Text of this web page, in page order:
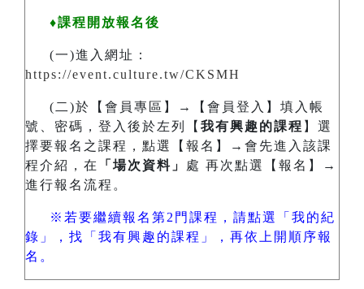
♦課程開放報名後
(一)進入網址：
https://event.culture.tw/CKSMH
(二)於【會員專區】→【會員登入】填入帳
號、密碼，登入後於左列【 我有興趣的課程 】選
擇要報名之課程，點選【報名】→會先進入該課
程介紹，在
「場次資料」
處 再次點選【報名】→
進行報名流程。
※若要繼續報名第2門課程，請點選「我的紀
錄」，找「我有興趣的課程」，再依上開順序報
名。